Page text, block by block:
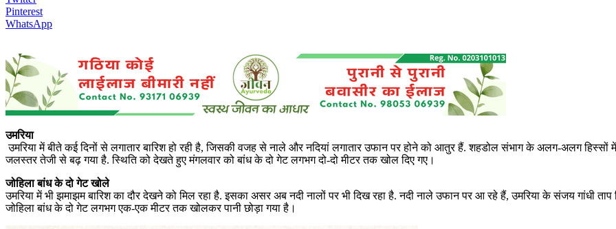
Pinterest
WhatsApp
उमरिया
उमरिया में बीते कई दिनों से लगातार बारिश हो रही है, जिसकी वजह से नाले और नद‍ियां लगातार उफान पर होने को आतुर हैं. शहडोल संभाग के अलग-अलग हिस्सों
जलस्तर तेजी से बढ़ गया है. स्थिति को देखते हुए मंगलवार को बांध के दो गेट लगभग दो-दो मीटर तक खोल दिए गए।
जोहिला बांध के दो गेट खोले
उमरिया में भी झमाझम बारिश का दौर देखने को मिल रहा है. इसका असर अब नदी नालों पर भी दिख रहा है. नदी नाले उफान पर आ रहे हैं, उमरिया के संजय गांधी
जोहिला बांध के दो गेट लगभग एक-एक मीटर तक खोलकर पानी छोड़ा गया है।